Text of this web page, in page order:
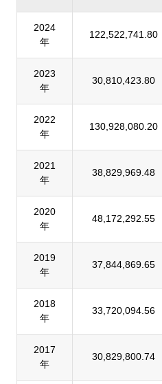
2024
年
122,522,741.80
2023
年
30,810,423.80
2022
年
130,928,080.20
2021
年
38,829,969.48
2020
年
48,172,292.55
2019
年
37,844,869.65
2018
年
33,720,094.56
2017
年
30,829,800.74